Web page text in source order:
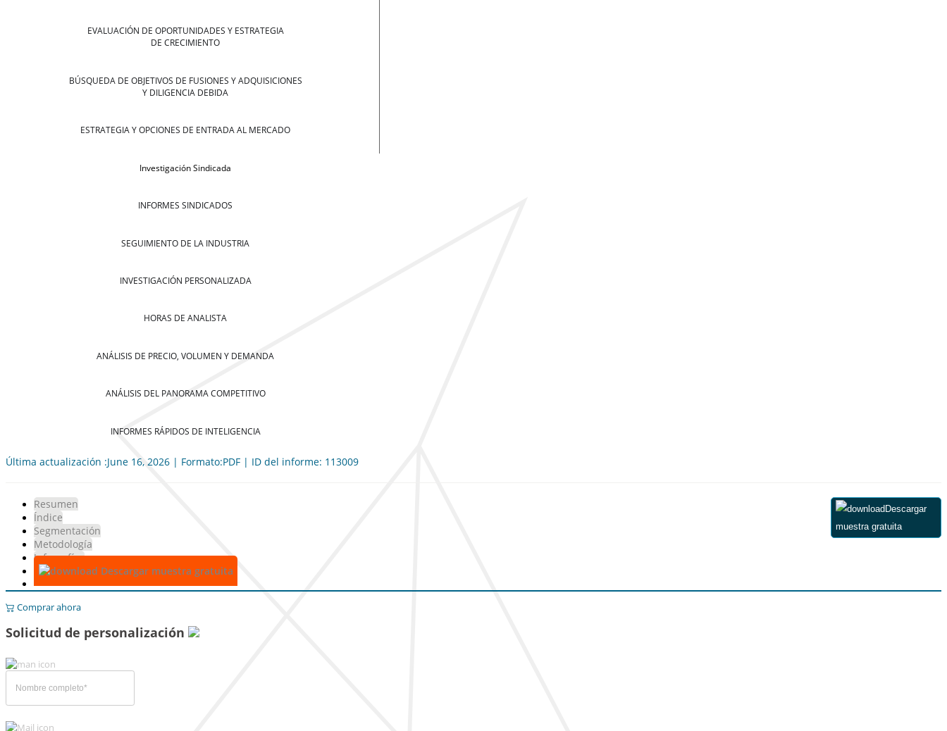
EVALUACIÓN DE OPORTUNIDADES Y ESTRATEGIA
DE CRECIMIENTO
BÚSQUEDA DE OBJETIVOS DE FUSIONES Y ADQUISICIONES
Y DILIGENCIA DEBIDA
ESTRATEGIA Y OPCIONES DE ENTRADA AL MERCADO
Investigación Sindicada
INFORMES SINDICADOS
SEGUIMIENTO DE LA INDUSTRIA
INVESTIGACIÓN PERSONALIZADA
HORAS DE ANALISTA
ANÁLISIS DE PRECIO, VOLUMEN Y DEMANDA
ANÁLISIS DEL PANORAMA COMPETITIVO
INFORMES RÁPIDOS DE INTELIGENCIA
Última actualización :June 16, 2026 | Formato:PDF | ID del informe: 113009
Resumen
Índice
Segmentación
Metodología
Infografías
Descargar muestra gratuita
Descargar
muestra gratuita
Comprar ahora
Solicitud de personalización